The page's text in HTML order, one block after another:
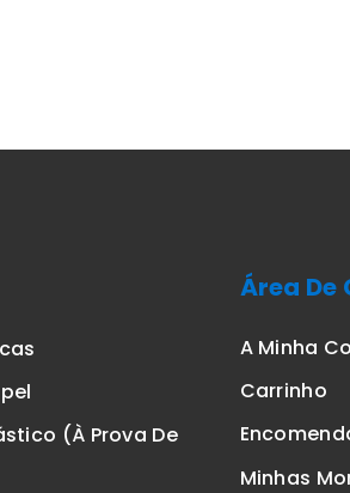
(à Prova De
Área De
A Minha
Carrinho
Minhas